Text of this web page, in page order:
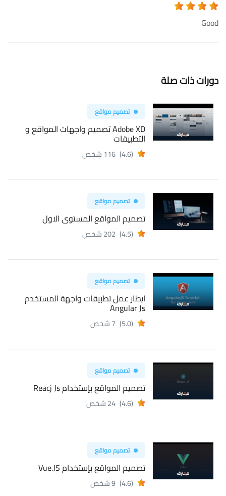
Good
دورات ذات صلة
تصميم مواقع
Adobe XD تصميم واجهات المواقع و
التطبيقات
(4.6) 116 شخص
تصميم مواقع
تصميم المواقع المستوى الاول
(4.5) 202 شخص
تصميم مواقع
ايطار عمل تطبيقات واجهة المستخدم
Angular Js
(5.0) 7 شخص
تصميم مواقع
تصميم المواقع بإستخدام Reacj Js
(4.6) 24 شخص
تصميم مواقع
تصميم المواقع بإستخدام Vue.JS
(4.6) 9 شخص